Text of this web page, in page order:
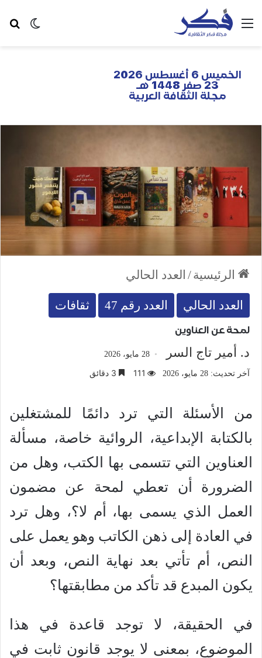
الخميس 6 أغسطس 2026
23 صفر 1448 هـ
مجلة الثقافة العربية
الرئيسية/ العدد الحالي
العدد الحالي العدد رقم 47 ثقافات
لمحة عن العناوين
د. أمير تاج السر 28 مايو، 2026
آخر تحديث: 28 مايو، 2026 111
من الأسئلة التي ترد دائمًا للمشتغلين
بالكتابة الإبداعية، الروائية خاصة، مسألة
العناوين التي تتسمى بها الكتب، وهل من
الضرورة أن تعطي لمحة عن مضمون
العمل الذي يسمى بها، أم لا؟، وهل ترد
في العادة إلى ذهن الكاتب وهو يعمل على
النص، أم تأتي بعد نهاية النص، وبعد أن
يكون المبدع قد تأكد من مطابقتها؟
في الحقيقة، لا توجد قاعدة في هذا
الموضوع، بمعنى لا يوجد قانون ثابت في